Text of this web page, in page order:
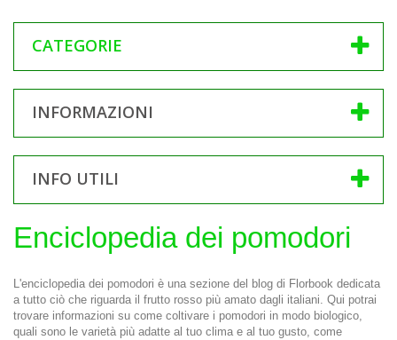
CATEGORIE
INFORMAZIONI
INFO UTILI
Enciclopedia dei pomodori
L'enciclopedia dei pomodori è una sezione del blog di Florbook dedicata
a tutto ciò che riguarda il frutto rosso più amato dagli italiani. Qui potrai
trovare informazioni su come coltivare i pomodori in modo biologico,
quali sono le varietà più adatte al tuo clima e al tuo gusto, come